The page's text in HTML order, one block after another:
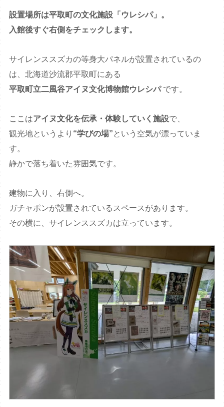
設置場所は平取町の文化施設「ウレシパ」。
入館後すぐ右側をチェックします。
サイレンススズカの等身大パネルが設置されているの
は、北海道沙流郡平取町にある
平取町立二風谷アイヌ文化博物館ウレシパです。
ここはアイヌ文化を伝承・体験していく施設で、
観光地というより “学びの場” という空気が漂っていま
す。
静かで落ち着いた雰囲気です。
建物に入り、右側へ。
ガチャポンが設置されているスペースがあります。
その横に、サイレンススズカは立っています。